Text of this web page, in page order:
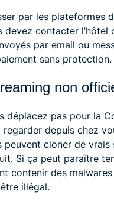
par les plateformes
devez contacter l’hôtel
par email ou
sans protection.
non
déplacez pas pour la
depuis chez
peuvent cloner de
Si ça peut paraître
contenir des
illégal.